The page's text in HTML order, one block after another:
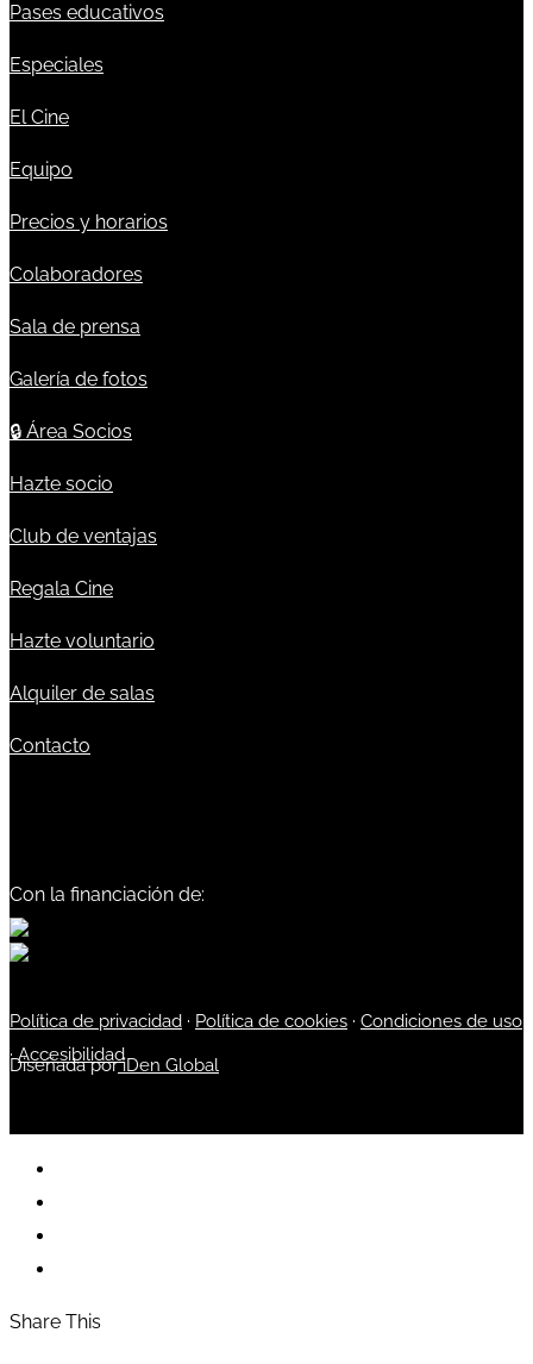
Pases educativos
Especiales
El Cine
Equipo
Precios y horarios
Colaboradores
Sala de prensa
Galería de fotos
🔒 Área Socios
Hazte socio
Club de ventajas
Regala Cine
Hazte voluntario
Alquiler de salas
Contacto
Con la financiación de:
Política de privacidad · Política de cookies · Condiciones de uso
·Accesibilidad
Diseñada poriDen Global
Share This